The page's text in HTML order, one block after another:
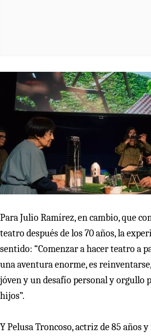
Para Julio Ramírez, en cambio, que
teatro después de los 70 años, la
sentido: “Comenzar a hacer teatro a
una aventura enorme, es
jóven y un desafío personal y orgullo
hijos”.
Y Pelusa Troncoso, actriz de 85 años